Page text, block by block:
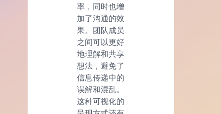
率，同时也增
加了沟通的效
果。团队成员
之间可以更好
地理解和共享
想法，避免了
信息传递中的
误解和混乱。
这种可视化的